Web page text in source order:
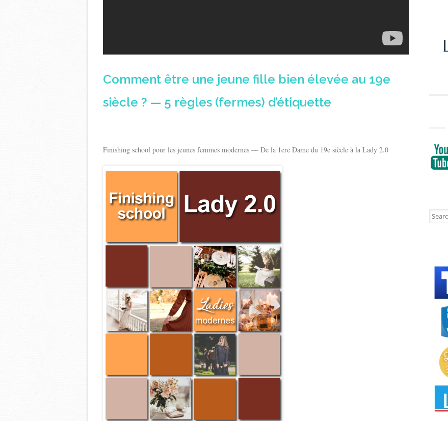
Comment être une jeune fille bien élevée au 19e
siècle ? — 5 règles (fermes) d’étiquette
Finishing school pour les jeunes femmes modernes — De la 1ere Dame du 19e siècle à la Lady 2.0
Search
for: